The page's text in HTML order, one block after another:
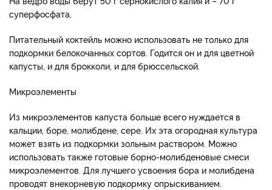
суперфосфата.
Питательный коктейль можно использовать не только для
подкормки белокочанных сортов. Годится он и для цветной
капусты, и для брокколи, и для брюссельской.
Микроэлементы
Из микроэлементов капуста больше всего нуждается в
кальции, боре, молибдене, сере. Их эта огородная культура
может взять из подкормки зольным раствором. Можно
использовать также готовые борно-молибденовые смеси
микроэлементов. Для лучшего усвоения бора и молибдена
проводят внекорневую подкормку опрыскиванием.